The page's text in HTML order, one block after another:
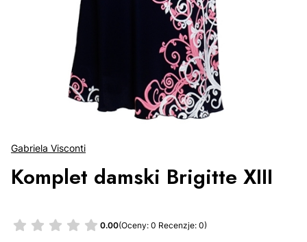
Gabriela Visconti
Komplet damski Brigitte XIII
0.00(Oceny: 0 Recenzje: 0)